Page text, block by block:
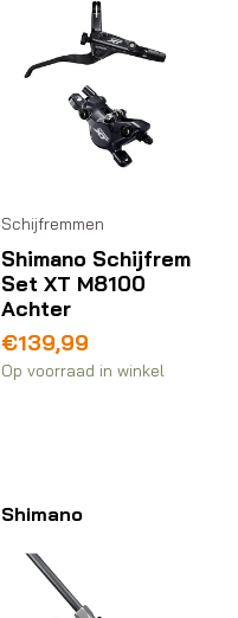
Schijfremmen
Shimano Schijfrem
Set XT M8100
Achter
€139,99
Op voorraad in winkel
Shimano